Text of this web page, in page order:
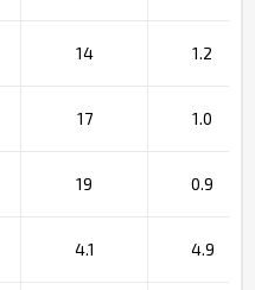
14 1.2
17 1.0
19 0.9
4.1 4.9